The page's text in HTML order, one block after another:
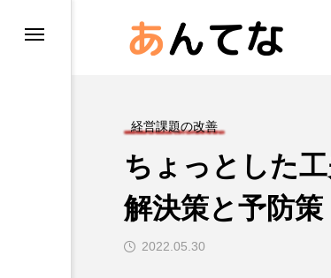
経営課題の改善
ちょっとした
解決策と予防策
2022.05.30